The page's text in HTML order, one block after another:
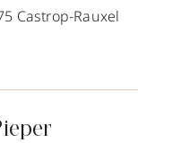
Castrop-Rauxel